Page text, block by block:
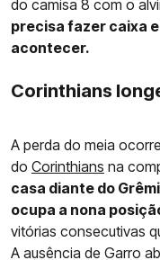
do camisa 8 com o
precisa fazer caixa
acontecer.
Corinthians
A perda do meia
do Corinthians na
casa diante do
ocupa a nona
vitórias consecutivas
A ausência de Garro